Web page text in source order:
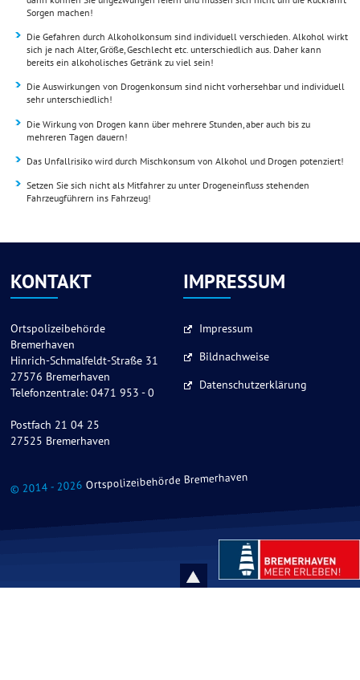
Sorgen machen!
Die Gefahren durch Alkoholkonsum sind individuell verschieden. Alkohol wirkt
sich je nach Alter, Größe, Geschlecht etc. unterschiedlich aus. Daher kann
bereits ein alkoholisches Getränk zu viel sein!
Die Auswirkungen von Drogenkonsum sind nicht vorhersehbar und individuell
sehr unterschiedlich!
Die Wirkung von Drogen kann über mehrere Stunden, aber auch bis zu
mehreren Tagen dauern!
Das Unfallrisiko wird durch Mischkonsum von Alkohol und Drogen potenziert!
Setzen Sie sich nicht als Mitfahrer zu unter Drogeneinfluss stehenden
Fahrzeugführern ins Fahrzeug!
KONTAKT
Ortspolizeibehörde
Bremerhaven
Hinrich-Schmalfeldt-Straße 31
27576 Bremerhaven
Telefonzentrale: 0471 953 - 0
Postfach 21 04 25
27525 Bremerhaven
IMPRESSUM
Impressum
Bildnachweise
Datenschutzerklärung
© 2014 - 2026 Ortspolizeibehörde Bremerhaven